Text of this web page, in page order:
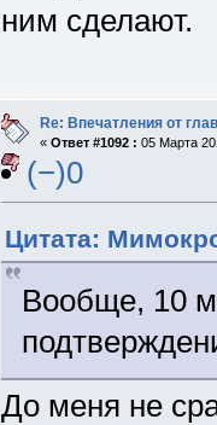
ним сделают.
Re: Впечатления от
« Ответ #1092 : 05 Марта
(−)0
Цитата:
Вообще, 10
До меня не